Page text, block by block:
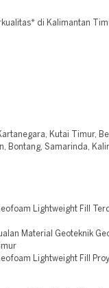
di Kalimantan
Kutai Timur,
Bontang, Samarinda,
Lightweight Fill
Material Geoteknik
Lightweight Fill